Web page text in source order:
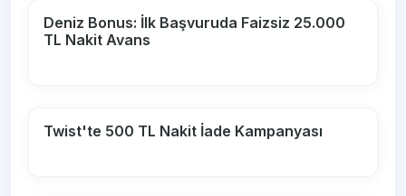
Deniz Bonus: İlk Başvuruda Faizsiz 25.000
TL Nakit Avans
Twist'te 500 TL Nakit İade Kampanyası